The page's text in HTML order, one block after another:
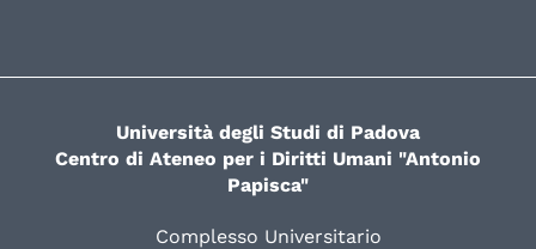
Università degli Studi di Padova
Centro di Ateneo per i Diritti Umani "Antonio
Papisca"
Complesso Universitario